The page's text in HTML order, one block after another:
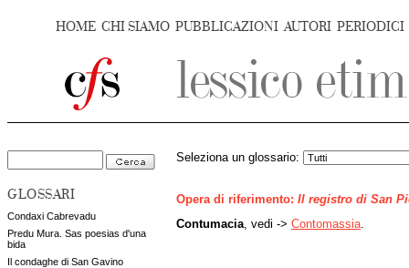
HOME CHI SIAMO PUBBLICAZIONI AUTORI PERIODICI
GLOSSARI
Condaxi Cabrevadu
Predu Mura. Sas poesias d'una
bida
Il condaghe di San Gavino
Seleziona un glossario:
Opera di riferimento: Il registro di San
Contumacia , vedi -> Contomassia